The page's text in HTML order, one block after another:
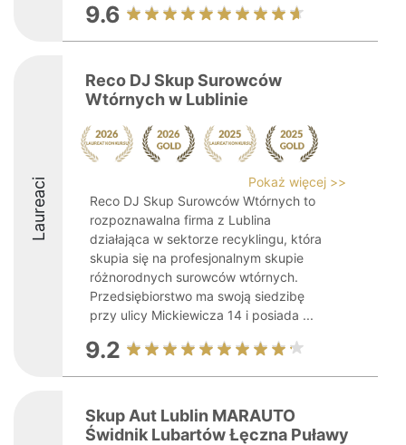
9.6
Laureaci
Reco DJ Skup Surowców
Wtórnych w Lublinie
Pokaż więcej >>
Reco DJ Skup Surowców Wtórnych to
rozpoznawalna firma z Lublina
działająca w sektorze recyklingu, która
skupia się na profesjonalnym skupie
różnorodnych surowców wtórnych.
Przedsiębiorstwo ma swoją siedzibę
przy ulicy Mickiewicza 14 i posiada ...
9.2
Skup Aut Lublin MARAUTO
Świdnik Lubartów Łęczna Puławy